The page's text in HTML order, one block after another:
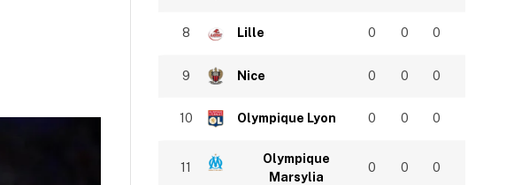
8 Lille 0 0 0
9 Nice 0 0 0
10 Olympique Lyon 0 0 0
11
Olympique
Marsylia
0 0 0